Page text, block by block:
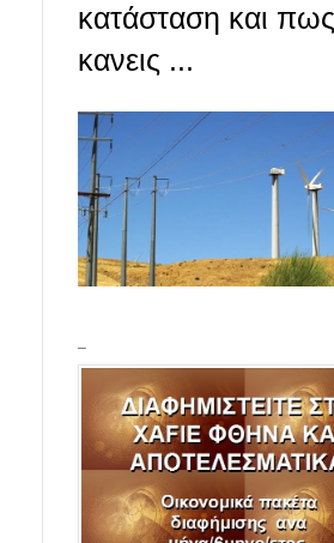
κατάσταση και πως
κανεις ...